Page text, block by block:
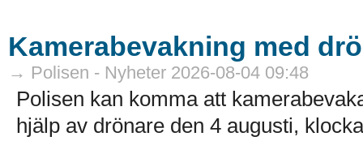
Kamerabevakning med
→ Polisen - Nyheter 2026-08-04 09:48
Polisen kan komma att
hjälp av drönare den 4 augusti,